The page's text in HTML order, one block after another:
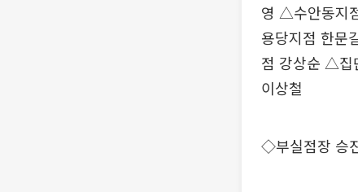
영 △수안동지
용당지점 한
점 강상순 △집
이상철
◇부실점장 승